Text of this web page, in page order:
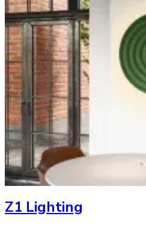
Z1 Lighting